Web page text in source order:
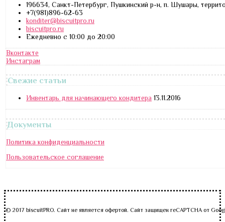
196634, Санкт-Петербург, Пушкинский р-н, п. Шушары,
+7(981)896-62-63
konditer@biscuitpro.ru
biscuitpro.ru
Ежедневно с 10:00 до 20:00
Вконтакте
Инстаграм
Свежие статьи
Инвентарь для начинающего кондитера 13.11.2016
Документы
Политика конфиденциальности
Пользовательское соглашение
© 2017 biscuitPRO. Сайт не является офертой. Сайт защищен reCAPTCHA от